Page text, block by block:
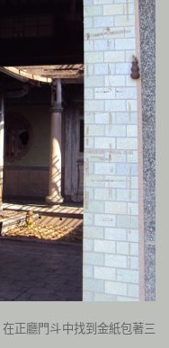
正廳門斗中找到金紙包著三